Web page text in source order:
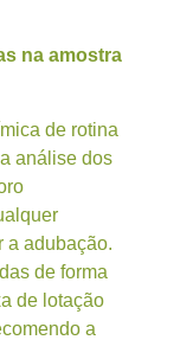
na amostra
de rotina
análise dos
a adubação.
de forma
de lotação
a